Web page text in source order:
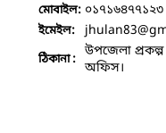
মোবাইল: ০১৭১৬৪৭৭১২৩
ইমেইল: jhulan83
ঠিকানা : উপজেলা প্রকল্প
অফিস।